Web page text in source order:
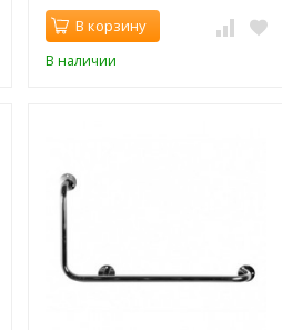
В корзину
В наличии